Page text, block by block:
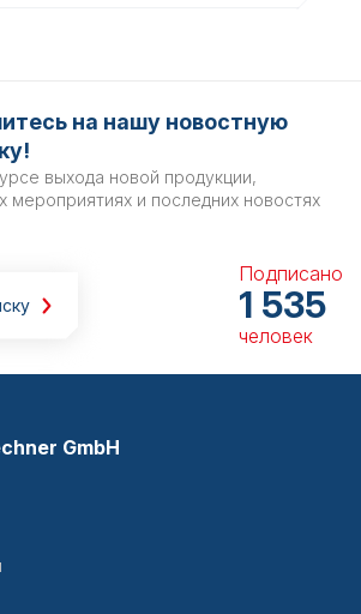
на нашу новостную
выхода новой продукции,
мероприятиях и последних новостях
Подписано
1 535
человек
GmbH